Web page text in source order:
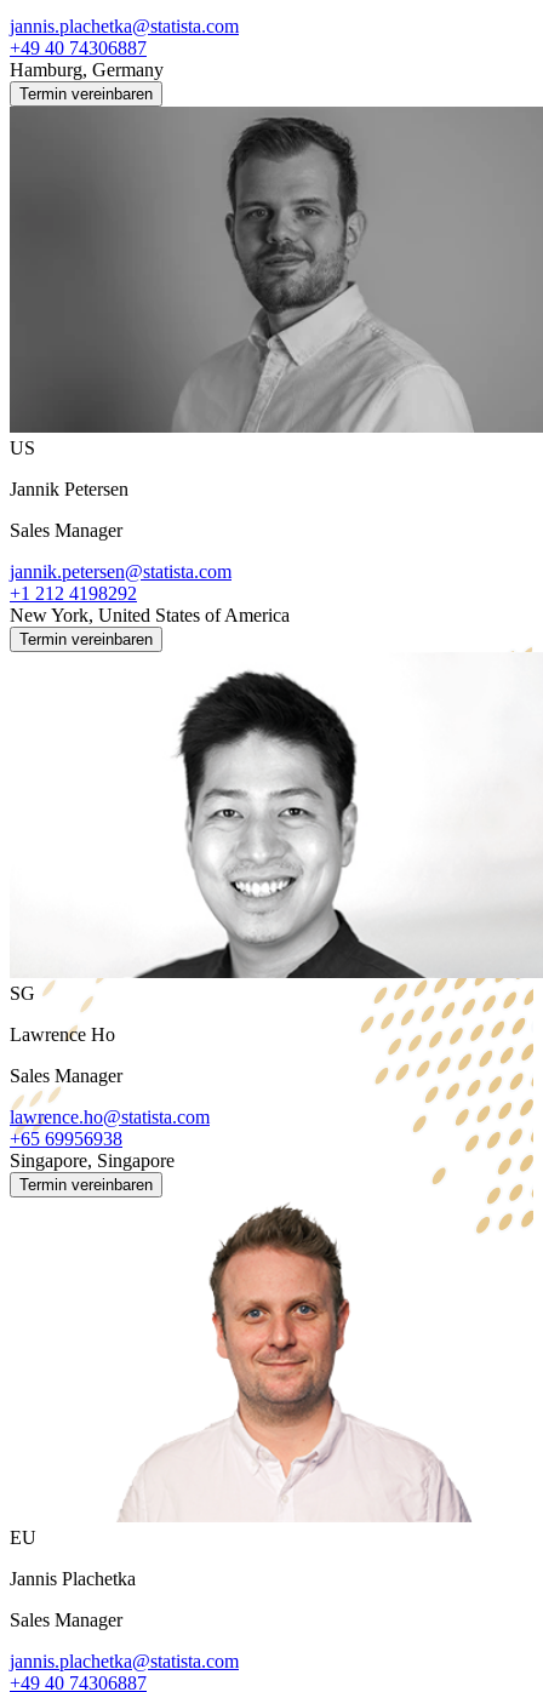
jannis.plachetka@statista.com
+49 40 74306887
Hamburg, Germany
Termin vereinbaren
US
Jannik Petersen
Sales Manager
jannik.petersen@statista.com
+1 212 4198292
New York, United States of America
Termin vereinbaren
SG
Lawrence Ho
Sales Manager
lawrence.ho@statista.com
+65 69956938
Singapore, Singapore
Termin vereinbaren
EU
Jannis Plachetka
Sales Manager
jannis.plachetka@statista.com
+49 40 74306887